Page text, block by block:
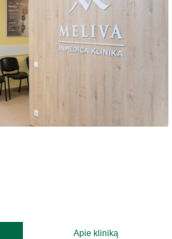
Apie kliniką